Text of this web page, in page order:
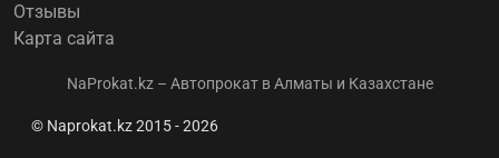
Отзывы
Карта сайта
NaProkat.kz – Автопрокат в Алматы и Казахстане
© Naprokat.kz 2015 - 2026